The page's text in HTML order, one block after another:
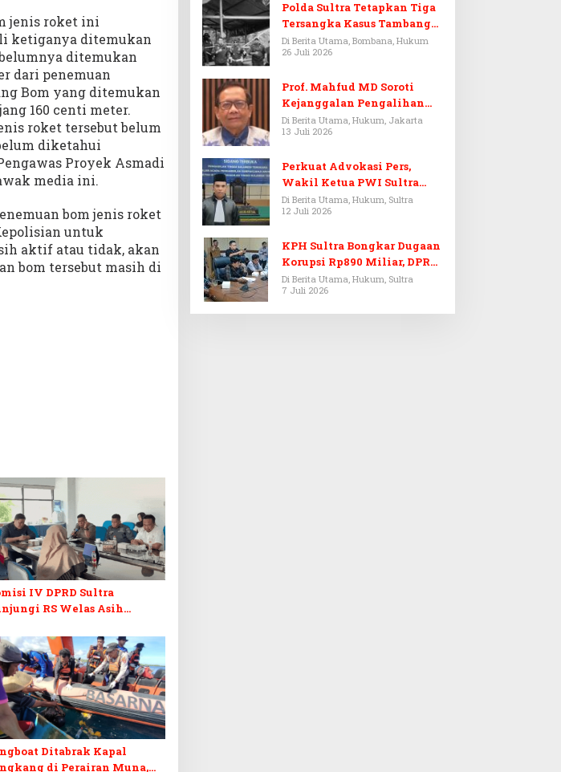
jenis roket ini
ketiganya ditemukan
ditemukan
dari penemuan
Bom yang ditemukan
160 centi meter.
roket tersebut belum
diketahui
Proyek Asmadi
media ini.
bom jenis roket
untuk
aktif atau tidak, akan
bom tersebut masih di
IV DPRD Sultra
RS Welas Asih
Layanan Medis
Ditabrak Kapal
di Perairan Muna,
Polda Sultra Tetapkan Tiga
Tersangka Kasus Tambang
Emas Ilegal di Bombana
Di Berita Utama, Bombana, Hukum
26 Juli 2026
Prof. Mahfud MD Soroti
Kejanggalan Pengalihan
Penyelidikan Tersangka
Febrie Adriansyah
Di Berita Utama, Hukum, Jakarta
13 Juli 2026
Perkuat Advokasi Pers,
Wakil Ketua PWI Sultra
Resmi Dilantik Menjadi
Advokat PERADI
Di Berita Utama, Hukum, Sultra
12 Juli 2026
KPH Sultra Bongkar Dugaan
Korupsi Rp890 Miliar, DPRD
Sultra Gelar RDP
Di Berita Utama, Hukum, Sultra
7 Juli 2026